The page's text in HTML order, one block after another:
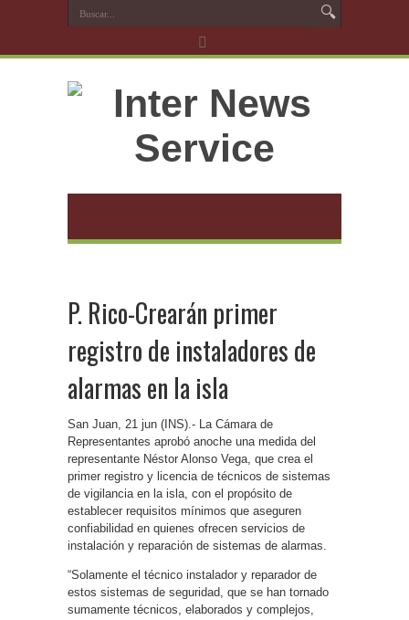
P. Rico-Crearán primer
registro de instaladores de
alarmas en la isla
San Juan, 21 jun (INS).- La Cámara de
Representantes aprobó anoche una medida del
representante Néstor Alonso Vega, que crea el
primer registro y licencia de técnicos de sistemas
de vigilancia en la isla, con el propósito de
establecer requisitos mínimos que aseguren
confiabilidad en quienes ofrecen servicios de
instalación y reparación de sistemas de alarmas.
“Solamente el técnico instalador y reparador de
estos sistemas de seguridad, que se han tornado
sumamente técnicos, elaborados y complejos,